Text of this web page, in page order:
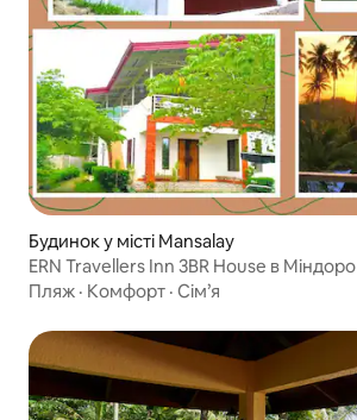
Будинок у місті Mansalay
ERN Travellers Inn 3BR House в Міндоро
Пляж · Комфорт · Сім’я